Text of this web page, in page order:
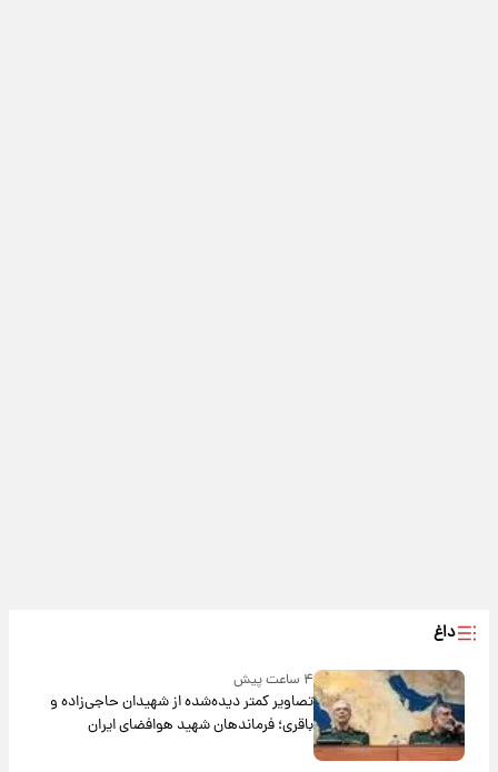
داغ
۴ ساعت پیش
تصاویر کمتر دیده‌شده از شهیدان حاجی‌زاده و
باقری؛ فرماندهان شهید هوافضای ایران